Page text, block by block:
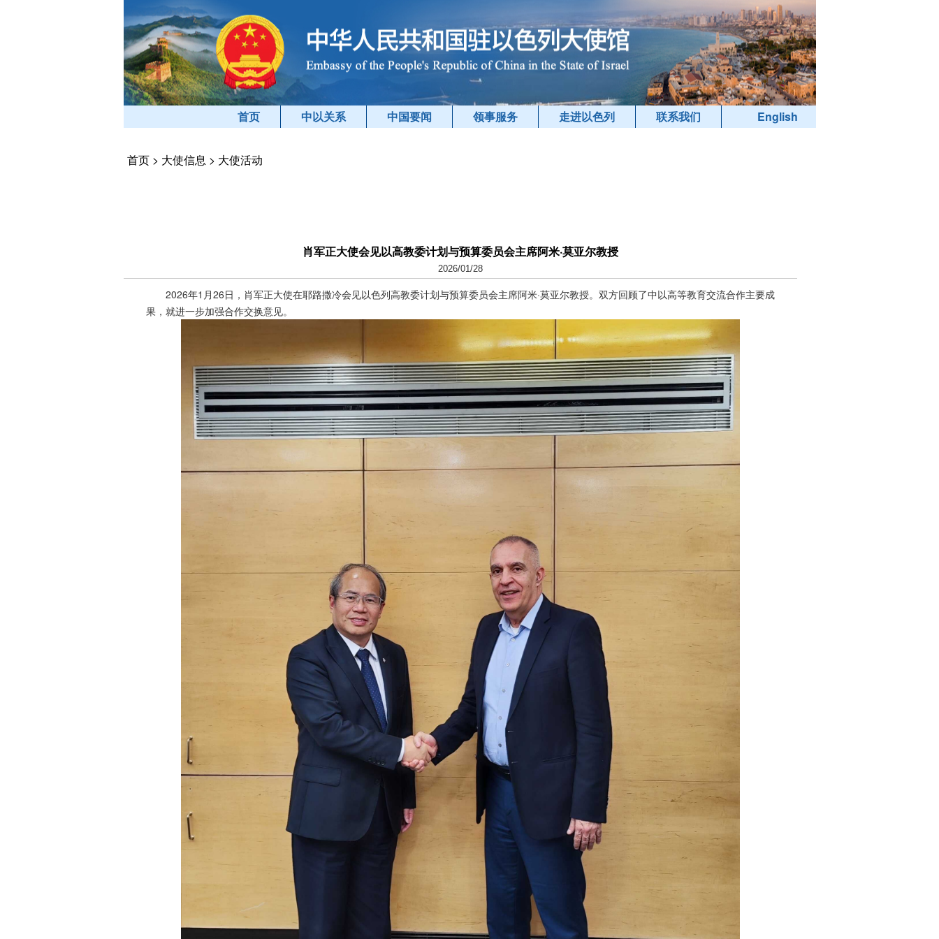
首页 中以关系 中国要闻 领事服务 走进以色列 联系我们 English
首页> 大使信息 > 大使活动
肖军正大使会见以高教委计划与预算委员会主席阿米·莫亚尔教授
2026/01/28
2026年1月26日，肖军正大使在耶路撒冷会见以色列高教委计划与预算委员会主席阿米·莫亚尔教授。双方回顾了中以高等教育交流合作主要成
果，就进一步加强合作交换意见。